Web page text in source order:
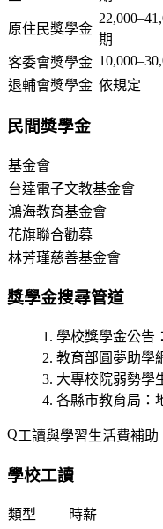
原住民獎學金
期
客委會獎學金
退輔會獎學金 依規定
民間獎學金
基金會
台達電子文教基金會
鴻海教育基金會
花旗聯合勸募
林芳瑾慈善基金會
獎學金搜尋管道
學校獎學金公告
教育部圓夢助學
大專校院弱勢學
各縣市教育局 ：
工讀與學習生活費補助
學校工讀
類型 時薪